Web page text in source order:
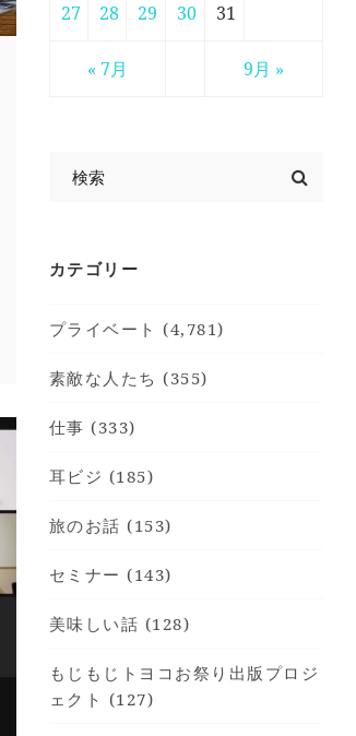
« 7月 9月 »
27 28 29 30 31
カテゴリー
プライベート (4,781)
素敵な人たち (355)
仕事 (333)
耳ビジ (185)
旅のお話 (153)
セミナー (143)
美味しい話 (128)
もじもじトヨコお祭り出版プロジ
ェクト (127)